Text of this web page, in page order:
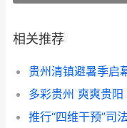
相关推荐
贵州清镇避暑季启
多彩贵州 爽爽贵